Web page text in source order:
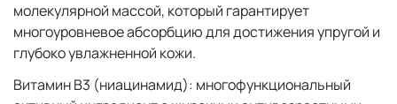
молекулярной массой, который гарантирует
многоуровневое абсорбцию для достижения упругой и
глубоко увлажненной кожи.
Витамин В3 (ниацинамид): многофункциональный